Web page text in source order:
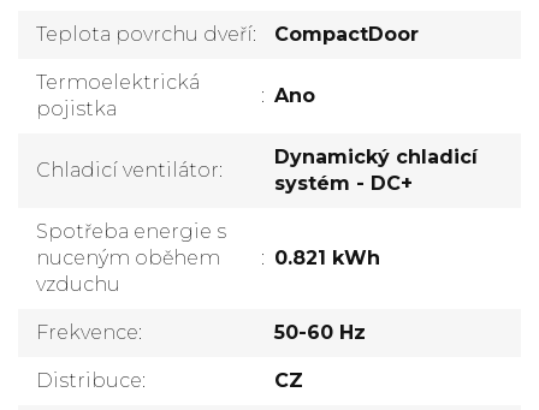
Teplota povrchu dveří: CompactDoor
Termoelektrická
pojistka
: Ano
Chladicí ventilátor:
Dynamický chladicí
systém - DC+
Spotřeba energie s
nuceným oběhem
vzduchu
: 0.821 kWh
Frekvence: 50-60 Hz
Distribuce: CZ